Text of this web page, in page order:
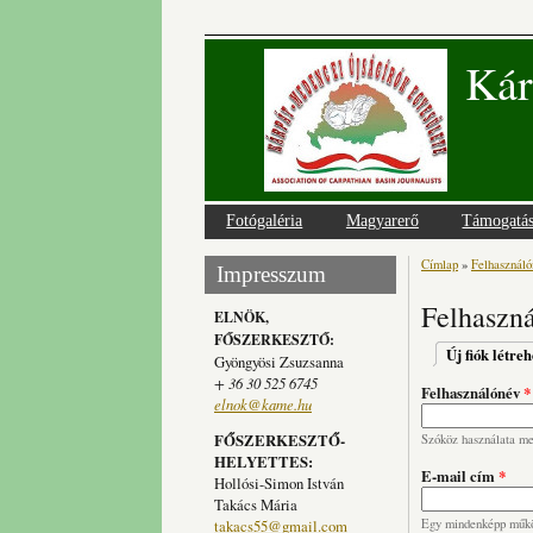
Fotógaléria Magyarerő Támogatás
Impresszum
ELNÖK,
FŐSZERKESZTŐ:
Gyöngyösi Zsuzsanna
+ 36 30 525 6745
elnok@kame.hu
FŐSZERKESZTŐ-
HELYETTES:
Hollósi-Simon István
Takács Mária
takacs55@gmail.com
Jelenlegi
Címlap »
Új fiók
Felhasználónév*
Szóköz használata
E-mail cím*
Egy mindenképp